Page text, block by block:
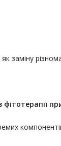
заміну